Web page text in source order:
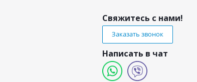
Свяжитесь с нами!
Заказать звонок
Написать в чат